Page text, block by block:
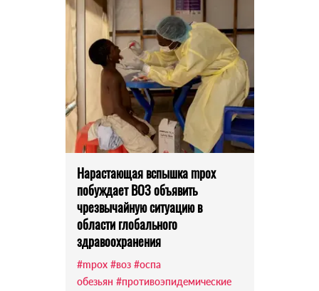
Нарастающая вспышка mpox
побуждает ВОЗ объявить
чрезвычайную ситуацию в
области глобального
здравоохранения
#mpox #воз #оспа
обезьян #противоэпидемические